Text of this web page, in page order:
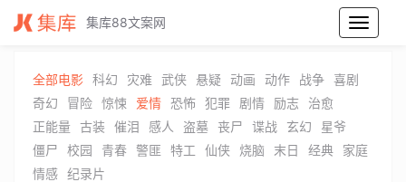
爱情电影解说文案_爱情电影解说词_爱情电影解说稿
集库88文案网
全部电影 科幻 灾难 武侠 悬疑 动画 动作 战争 喜剧
奇幻
冒险 惊悚 爱情 恐怖 犯罪 剧情 励志
治愈
正能量 古装 催泪 感人 盗墓 丧尸 谍战 玄幻
星爷
僵尸
校园 青春 警匪 特工 仙侠 烧脑 末日 经典
家庭
情感 纪录片